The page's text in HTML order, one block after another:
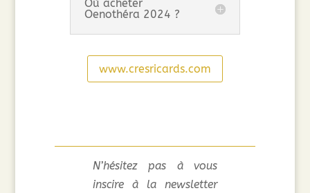
Où acheter
Oenothéra 2024 ?
www.cresricards.com
N’hésitez pas à vous
inscire à la newsletter